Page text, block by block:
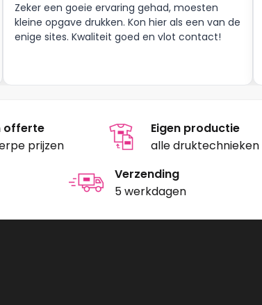
Zeker een goeie ervaring gehad, moesten
kleine opgave drukken. Kon hier als een van de
enige sites. Kwaliteit goed en vlot contact!
offerte
prijzen
Eigen productie
alle druktechnieken
Verzending
5 werkdagen